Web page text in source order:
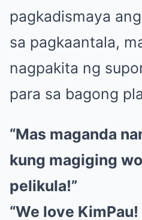
pagkadismaya
sa pagkaantala,
nagpakita ng
para sa bagong
“Mas maganda
kung magiging
pelikula!”
“We love